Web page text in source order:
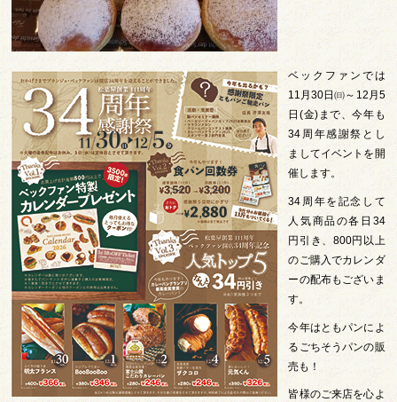
ベックファンでは
11月30日㈰～12月5
日(金)まで、今年も
34周年感謝祭とし
ましてイベントを開
催します。
34周年を記念して
人気商品の各日34
円引き、800円以上
のご購入でカレンダ
ーの配布もございま
す。
今年はともパンによ
るごちそうパンの販
売も！
皆様のご来店を心よ